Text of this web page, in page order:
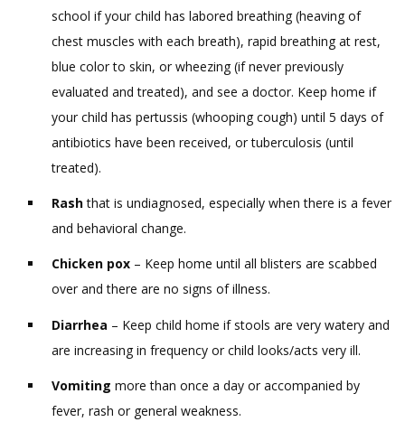
school if your child has labored breathing (heaving of
chest muscles with each breath), rapid breathing at rest,
blue color to skin, or wheezing (if never previously
evaluated and treated), and see a doctor. Keep home if
your child has pertussis (whooping cough) until 5 days of
antibiotics have been received, or tuberculosis (until
treated).
Rashthat is undiagnosed, especially when there is a fever
and behavioral change.
Chicken pox – Keep home until all blisters are scabbed
over and there are no signs of illness.
Diarrhea – Keep child home if stools are very watery and
are increasing in frequency or child looks/acts very ill.
Vomiting more than once a day or accompanied by
fever, rash or general weakness.